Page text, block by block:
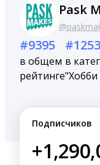
Pask
#9395
в общем
рейтинге
#1253
в
"Хобби
Подписчиков